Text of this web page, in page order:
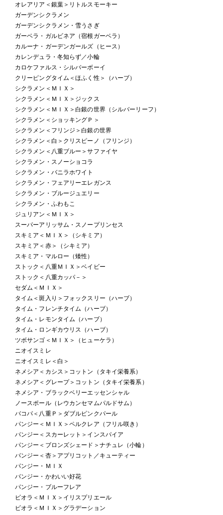
オレアリア＜銀葉＞リトルスモーキー
ガーデンシクラメン
ガーデンシクラメン・雪うさぎ
ガーベラ・ガルビネア（宿根ガーベラ）
カルーナ・ガーデンガールズ（ヒース）
カレンデュラ・冬知らず／小輪
カロケファルス・シルバーボーイ
クリーピングタイム＜ほふく性＞（ハーブ）
シクラメン＜ＭＩＸ＞
シクラメン＜ＭＩＸ＞ジックス
シクラメン＜ＭＩＸ＞白銀の世界（シルバーリーフ）
シクラメン＜ショッキングＰ＞
シクラメン＜フリンジ＞白銀の世界
シクラメン＜白＞クリスピーノ（フリンジ）
シクラメン＜八重ブルー＞サファイヤ
シクラメン・スノーショコラ
シクラメン・バニラホワイト
シクラメン・フェアリーエレガンス
シクラメン・ブルージュエリー
シクラメン・ふわもこ
ジュリアン＜ＭＩＸ＞
スーパーアリッサム・スノープリンセス
スキミア＜ＭＩＸ＞（シキミア）
スキミア＜赤＞（シキミア）
スキミア・マルロー（矮性）
ストック＜八重ＭＩＸ＞ベイビー
ストック＜八重カッパ－＞
セダム＜ＭＩＸ＞
タイム＜斑入り＞フォックスリー（ハーブ）
タイム・フレンチタイム（ハーブ）
タイム・レモンタイム（ハーブ）
タイム・ロンギカウリス（ハーブ）
ツボサンゴ＜ＭＩＸ＞（ヒューケラ）
ニオイスミレ
ニオイスミレ＜白＞
ネメシア＜カシス＞コットン（タキイ栄養系）
ネメシア＜グレープ＞コットン（タキイ栄養系）
ネメシア・ブラックベリーエッセンシャル
ノースポール（レウカンセマムパルドサム）
バコパ＜八重Ｐ＞ダブルピンクパール
パンジー＜ＭＩＸ＞ペルクレア（フリル咲き）
パンジー＜スカーレット＞インスパイア
パンジー＜ブロンズシェード＞ナチュレ（小輪）
パンジー＜杏＞アプリコット／キューティー
パンジー・ＭＩＸ
パンジー・かわいい好花
パンジー・ブルーフレア
ビオラ＜ＭＩＸ＞イリスプリエール
ビオラ＜ＭＩＸ＞グラデーション